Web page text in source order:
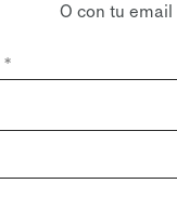
O con tu email
*